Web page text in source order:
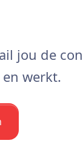
jou de
werkt.